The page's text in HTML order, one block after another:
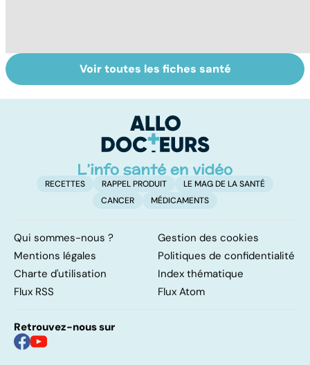
Tout savoir sur
les infections
Inflammation des
amygdales : que
d'angine ?
Voir toutes les fiches santé
RECETTES RAPPEL PRODUIT
LE MAG DE LA SANTÉ
CANCER
MÉDICAMENTS
Qui sommes-nous ?
Gestion des cookies
Mentions légales
Politiques de confidentialité
Charte d'utilisation
Index thématique
Flux RSS
Flux Atom
Retrouvez-nous sur